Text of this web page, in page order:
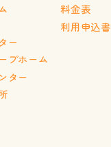
ー
プホーム
ター
料金表
利用申込書